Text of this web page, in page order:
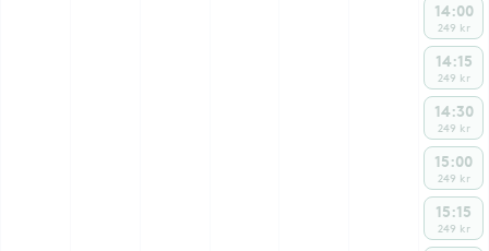
14:00
249 kr
14:15
249 kr
14:30
249 kr
15:00
249 kr
15:15
249 kr